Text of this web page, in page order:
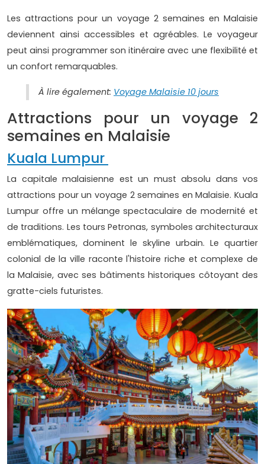
Les attractions pour un voyage 2 semaines en Malaisie
deviennent ainsi accessibles et agréables. Le voyageur
peut ainsi programmer son itinéraire avec une flexibilité et
un confort remarquables.
À lire également: Voyage Malaisie 10 jours
Attractions pour un voyage 2
semaines en Malaisie
Kuala Lumpur
La capitale malaisienne est un must absolu dans vos
attractions pour un voyage 2 semaines en Malaisie. Kuala
Lumpur offre un mélange spectaculaire de modernité et
de traditions. Les tours Petronas, symboles architecturaux
emblématiques, dominent le skyline urbain. Le quartier
colonial de la ville raconte l'histoire riche et complexe de
la Malaisie, avec ses bâtiments historiques côtoyant des
gratte-ciels futuristes.